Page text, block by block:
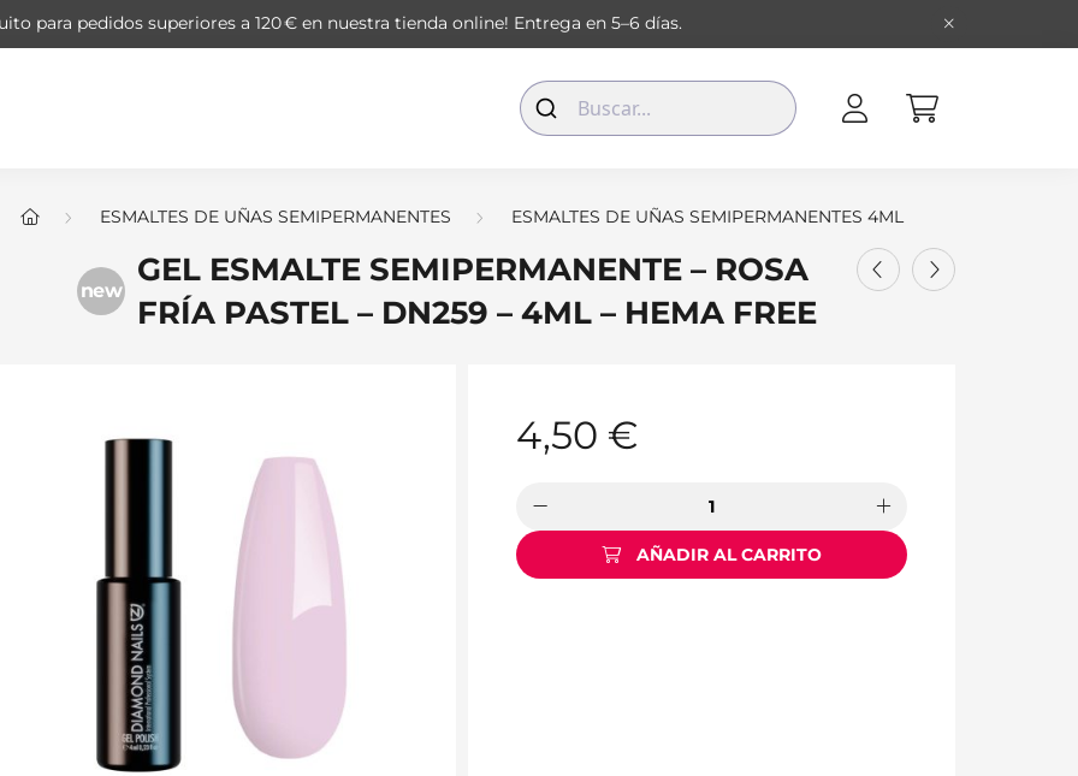
para pedidos superiores a 120 € en nuestra tienda online! Entrega en 5–6 días.
ESMALTES DE UÑAS SEMIPERMANENTES ESMALTES DE UÑAS SEMIPERMANENTES 4ML
new
GEL ESMALTE SEMIPERMANENTE – ROSA
FRÍA PASTEL – DN259 – 4ML – HEMA FREE
4,50 €
AÑADIR AL CARRITO